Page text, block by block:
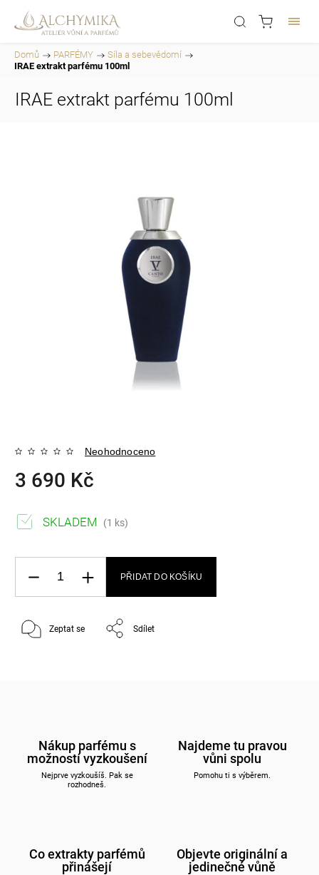
Domů / PARFÉMY / Síla a sebevědomí /
IRAE extrakt parfému 100ml
IRAE extrakt parfému 100ml
Neohodnoceno
3 690 Kč
SKLADEM (1 ks)
PŘIDAT DO KOŠÍKU
Zeptat se Sdílet
Nákup parfému s
možností vyzkoušení
Nejprve vyzkoušíš. Pak se
rozhodneš.
Najdeme tu pravou
vůni spolu
Pomohu ti s výběrem.
Co extrakty parfémů
přinášejí
Objevte originální a
jedinečné vůně